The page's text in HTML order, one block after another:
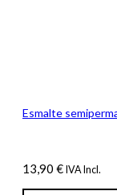
Esmalte
13,90 € IVA Incl.